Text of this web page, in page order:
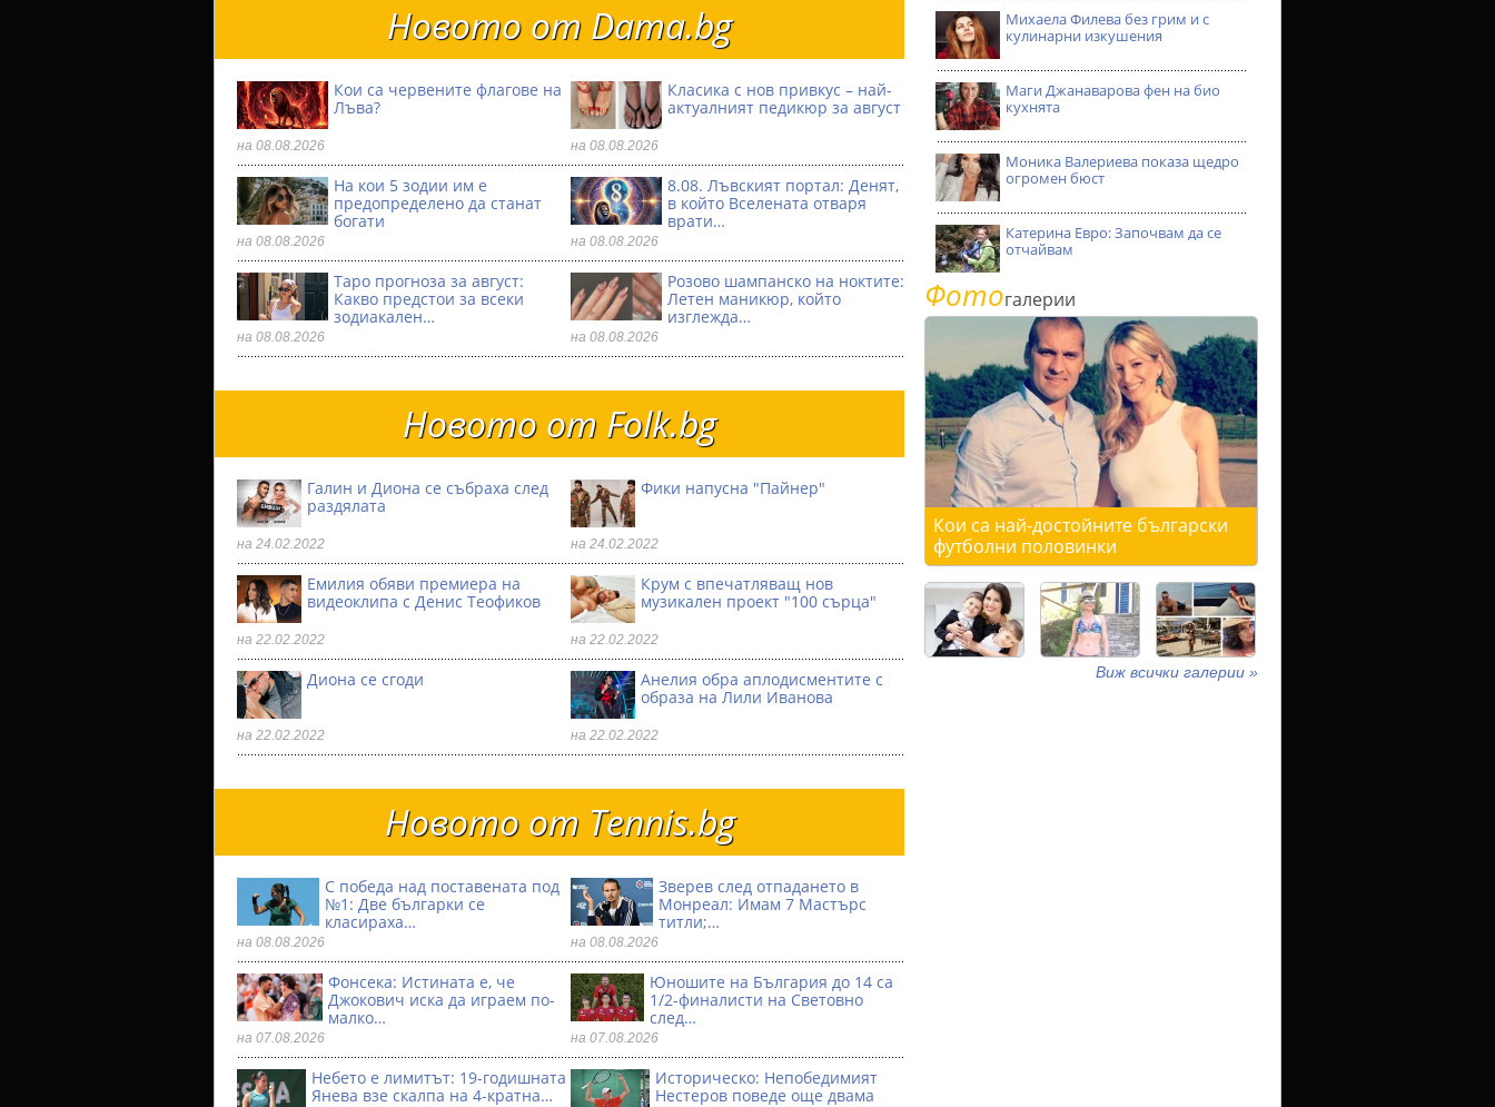
Новото от Dama.bg
Кои са червените флагове на
Лъва?
на 08.08.2026
Класика с нов привкус – най-
актуалният педикюр за август
на 08.08.2026
На кои 5 зодии им е
предопределено да станат
богати
на 08.08.2026
8.08. Лъвският портал: Денят,
в който Вселената отваря
врати…
на 08.08.2026
Таро прогноза за август:
Какво предстои за всеки
зодиакален…
на 08.08.2026
Розово шампанско на ноктите:
Летен маникюр, който
изглежда…
на 08.08.2026
Новото от Folk.bg
Галин и Диона се събраха след
раздялата
на 24.02.2022
Фики напусна "Пайнер"
на 24.02.2022
Емилия обяви премиера на
видеоклипа с Денис Теофиков
на 22.02.2022
Крум с впечатляващ нов
музикален проект "100 сърца"
на 22.02.2022
Диона се сгоди
на 22.02.2022
Анелия обра аплодисментите с
образа на Лили Иванова
на 22.02.2022
Новото от Тennis.bg
С победа над поставената под
№1: Две българки се
класираха…
на 08.08.2026
Зверев след отпадането в
Монреал: Имам 7 Мастърс
титли;…
на 08.08.2026
Фонсека: Истината е, че
Джокович иска да играем по-
малко…
на 07.08.2026
Юношите на България до 14 са
1/2-финалисти на Световно
след…
на 07.08.2026
Небето е лимитът: 19-годишната
Янева взe скалпа на 4-кратна…
Историческо: Непобедимият
Нестеров поведе още двама
Михаела Филева без грим и с
кулинарни изкушения
Маги Джанаварова фен на био
кухнята
Моника Валериева показа щедро
огромен бюст
Катерина Евро: Започвам да се
отчайвам
Фотогалерии
Кои са най-достойните български
футболни половинки
Виж всички галерии »